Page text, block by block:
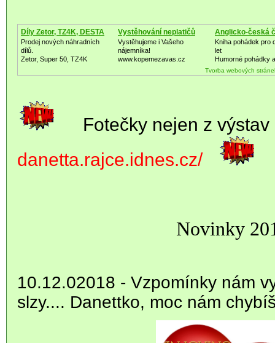
Díly Zetor, TZ4K, DESTA
Prodej nových náhradních
dílů.
Zetor, Super 50, TZ4K
Vystěhování neplatičů
Vystěhujeme i Vašeho
nájemníka!
www.kopemezavas.cz
Anglicko-česká
Kniha pohádek pro
let
Humorné pohádky
Tvorba webových
Fotečky nejen z výstav
danetta.rajce.idnes.cz/
Novinky
10.12.02018 - Vzpomínky nám
slzy.... Danettko, moc nám